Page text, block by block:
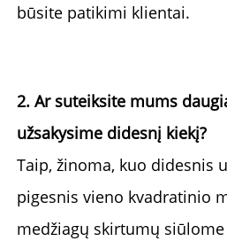
būsite patikimi klientai.
2. Ar suteiksite mums
užsakysime didesnį kiekį?
Taip, žinoma, kuo didesnis
pigesnis vieno kvadratinio
medžiagų skirtumų